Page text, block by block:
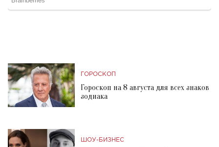
ГОРОСКОП
Гороскоп на 8 августа для всех знаков
зодиака
ШОУ-БИЗНЕС